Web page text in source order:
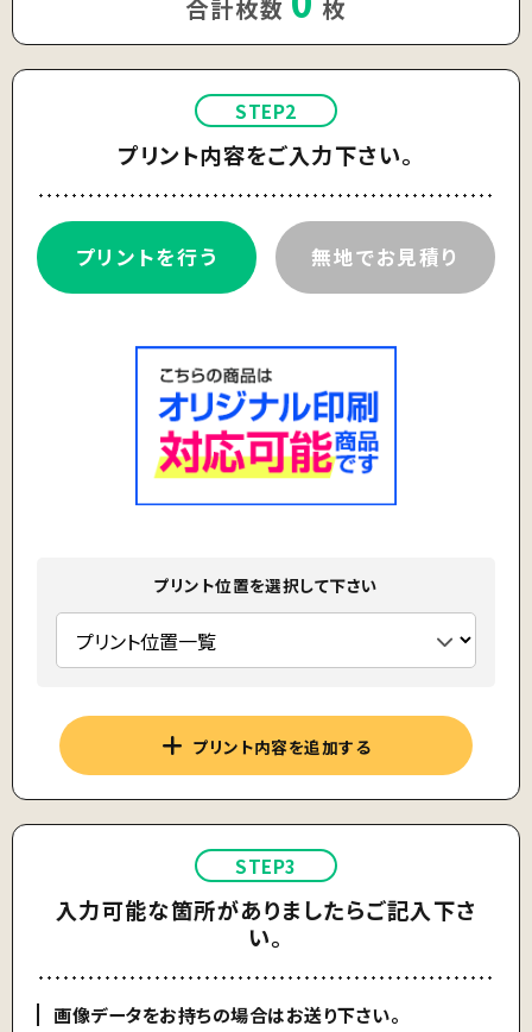
合計枚数 枚
STEP2
プリント内容をご入力下さい。
プリントを行う 無地でお見積り
プリント位置を選択して下さい
プリント内容を追加する
STEP3
入力可能な箇所がありましたらご記入下さ
い。
画像データをお持ちの場合はお送り下さい。